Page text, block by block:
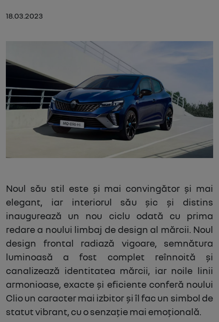
18.03.2023
Noul său stil este și mai convingător și mai
elegant, iar interiorul său șic și distins
inaugurează un nou ciclu odată cu prima
redare a noului limbaj de design al mărcii. Noul
design frontal radiază vigoare, semnătura
luminoasă a fost complet reînnoită și
canalizează identitatea mărcii, iar noile linii
armonioase, exacte și eficiente conferă noului
Clio un caracter mai izbitor și îl fac un simbol de
statut vibrant, cu o senzație mai emoțională.